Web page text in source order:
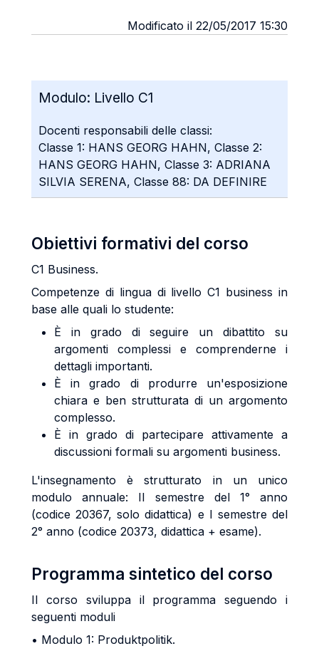
Modificato il 22/05/2017 15:30
Modulo: Livello C1
Docenti responsabili delle classi:
Classe 1: HANS GEORG HAHN, Classe 2:
HANS GEORG HAHN, Classe 3: ADRIANA
SILVIA SERENA, Classe 88: DA DEFINIRE
Obiettivi formativi del corso
C1 Business.
Competenze di lingua di livello C1 business in
base alle quali lo studente:
È in grado di seguire un dibattito su
argomenti complessi e comprenderne i
dettagli importanti.
È in grado di produrre un'esposizione
chiara e ben strutturata di un argomento
complesso.
È in grado di partecipare attivamente a
discussioni formali su argomenti business.
L'insegnamento è strutturato in un unico
modulo annuale: II semestre del 1° anno
(codice 20367, solo didattica) e I semestre del
2° anno (codice 20373, didattica + esame).
Programma sintetico del corso
Il corso sviluppa il programma seguendo i
seguenti moduli
• Modulo 1: Produktpolitik.